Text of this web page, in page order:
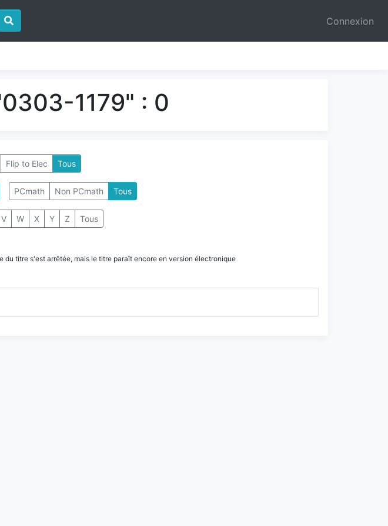
Connexion
1179" : 0
Flip to Elec Tous
PCmath Non PCmath Tous
V W X Y Z Tous
du titre s'est arrêtée, mais le titre paraît encore en version électronique